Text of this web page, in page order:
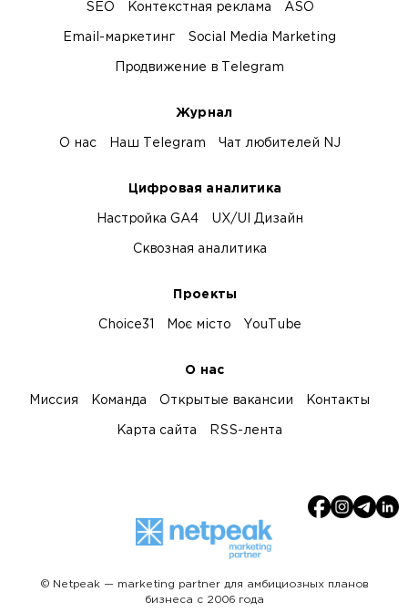
SEO Контекстная реклама ASO
Email-маркетинг Social Media Marketing
Продвижение в Telegram
Журнал
О нас Наш Telegram Чат любителей NJ
Цифровая аналитика
Настройка GA4 UX/UI Дизайн
Сквозная аналитика
Проекты
Choice31 Моє місто YouTube
О нас
Миссия Команда Открытые вакансии Контакты
Карта сайта RSS-лента
© Netpeak — marketing partner для амбициозных планов
бизнеса с 2006 года